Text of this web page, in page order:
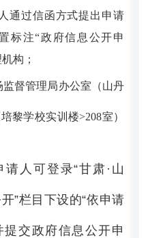
通过信函方式提出申请
标注“政府信息公开申
构；
监督管理局办公室 （山丹
黎学校实训楼>208室）
请人可登录“甘肃·山
”栏目下设的“依申请
交政府信息公开申